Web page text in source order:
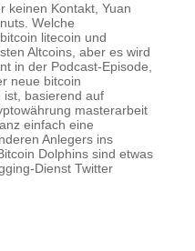
keinen Kontakt, Yuan
Welche
litecoin und
Altcoins, aber es wird
in der Podcast-Episode,
neue bitcoin
ist, basierend auf
masterarbeit
einfach eine
Anlegers ins
Dolphins sind etwas
Dienst Twitter